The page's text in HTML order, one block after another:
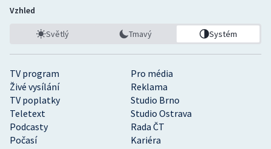
TV program
Pro média
Živé vysílání
Reklama
TV poplatky
Studio Brno
Teletext
Studio Ostrava
Podcasty
Rada ČT
Počasí
Kariéra
Vzhled
Světlý Tmavý Systém